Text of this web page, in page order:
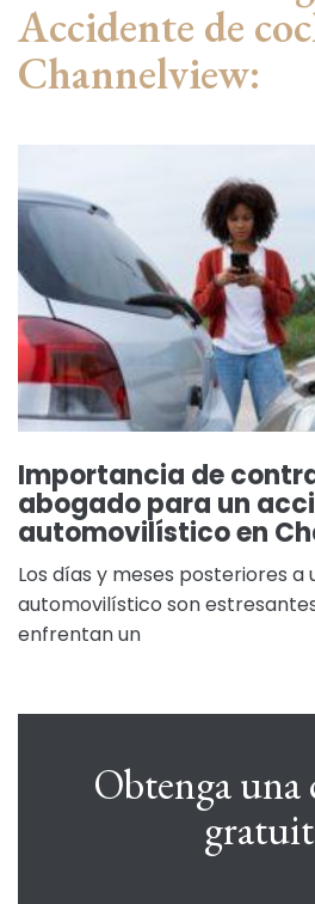
Accidente de
Channelview:
Importancia de
abogado para un
automovilístico en
Los días y meses posteriores a
automovilístico son
enfrentan un
Obtenga una